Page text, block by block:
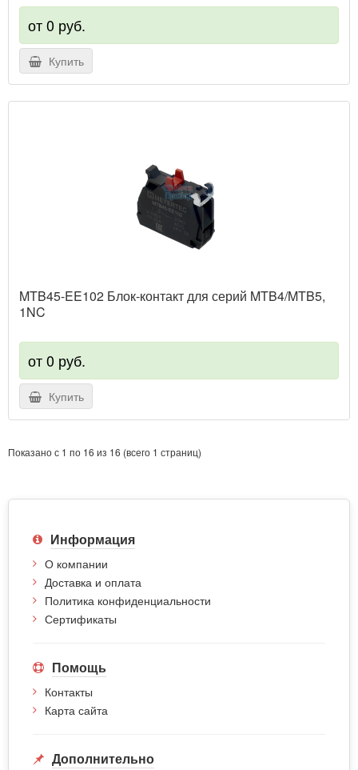
от 0 руб.
Купить
MTB45-EE102 Блок-контакт для серий MTB4/MTB5,
1NC
от 0 руб.
Купить
Показано с 1 по 16 из 16 (всего 1 страниц)
Информация
О компании
Доставка и оплата
Политика конфиденциальности
Сертификаты
Помощь
Контакты
Карта сайта
Дополнительно